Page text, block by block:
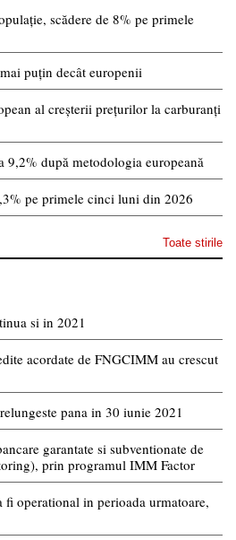
scădere de 8% pe primele
puțin decât europenii
al creșterii prețurilor la carburanți
9,2% după metodologia europeană
pe primele cinci luni din 2026
Toate stirile
si in 2021
acordate de FNGCIMM au crescut
pana in 30 iunie 2021
garantate si subventionate de
prin programul IMM Factor
operational in perioada urmatoare,